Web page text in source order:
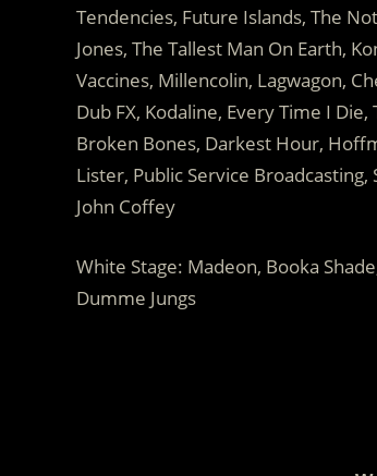
Tendencies, Future Islands, The
Jones, The Tallest Man On Earth,
Vaccines, Millencolin, Lagwagon,
Dub FX, Kodaline, Every Time I
Broken Bones, Darkest Hour,
Lister, Public Service
John Coffey
White Stage: Madeon, Booka
Dumme Jungs